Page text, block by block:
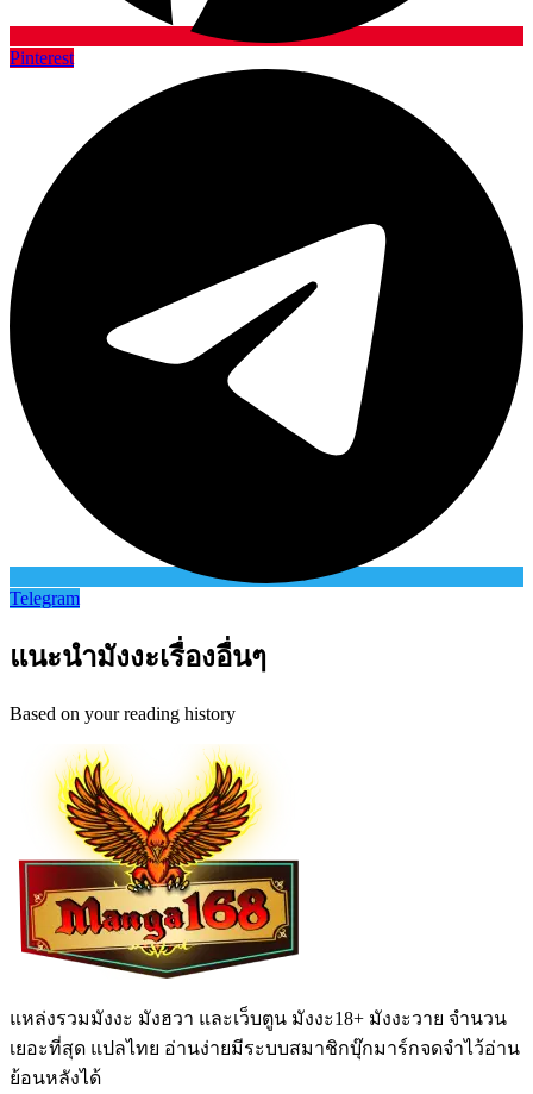
Pinterest
Telegram
แนะนำมังงะเรื่องอื่นๆ
Based on your reading history
แหล่งรวมมังงะ มังฮวา และเว็บตูน มังงะ18+ มังงะวาย จำนวน
เยอะที่สุด แปลไทย อ่านง่ายมีระบบสมาชิกบุ๊กมาร์กจดจำไว้อ่าน
ย้อนหลังได้